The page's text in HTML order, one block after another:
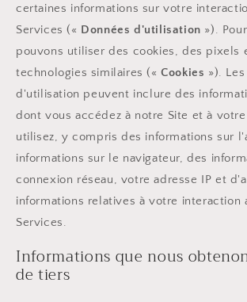
certaines informations sur votre
Services (« Données d'utilisation »).
pouvons utiliser des cookies, des pixels
technologies similaires («Cookies »).
d'utilisation peuvent inclure des
dont vous accédez à notre Site et à
utilisez, y compris des informations sur
informations sur le navigateur, des
connexion réseau, votre adresse IP et
informations relatives à votre interaction
Services.
Informations que nous
de tiers